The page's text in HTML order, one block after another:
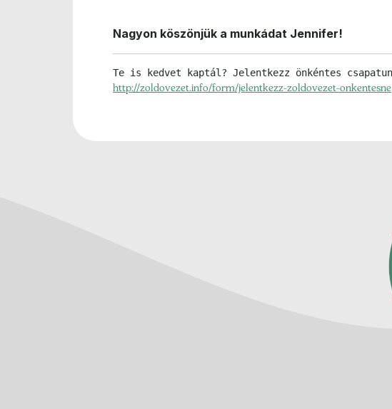
Nagyon köszönjük a munkádat Jennifer!
http://zoldovezet.info/form/jelentkezz-zoldovezet-onkentesne